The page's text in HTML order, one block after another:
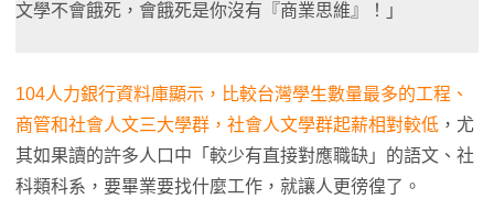
文學不會餓死，會餓死是你沒有『商業思維』！」
104人力銀行資料庫顯示，比較台灣學生數量最多的工程、
商管和社會人文三大學群，社會人文學群起薪相對較低 ，尤
其如果讀的許多人口中「較少有直接對應職缺」的語文、社
科類科系，要畢業要找什麼工作，就讓人更徬徨了。